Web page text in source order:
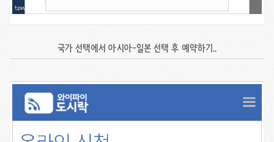
국가 선택에서 아시아-일본 선택 후 예약하기..